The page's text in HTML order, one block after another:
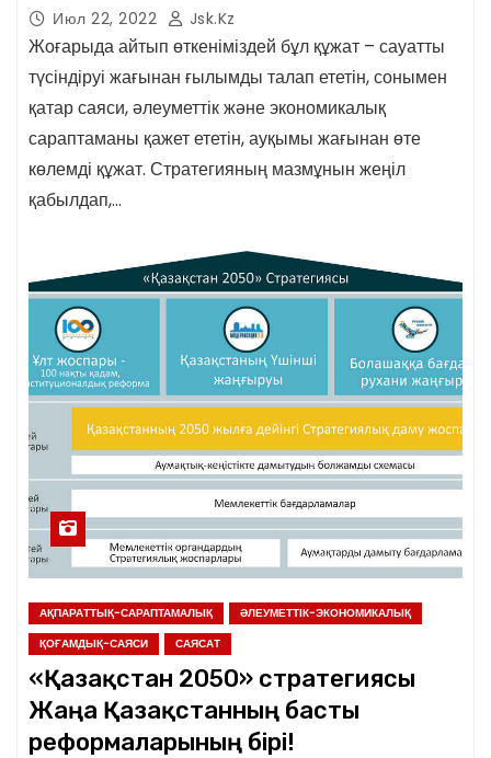
Июл 22, 2022 Jsk.kz
Жоғарыда айтып өткеніміздей бұл құжат – сауатты
түсіндіруі жағынан ғылымды талап ететін, сонымен
қатар саяси, әлеуметтік және экономикалық
сараптаманы қажет ететін, ауқымы жағынан өте
көлемді құжат. Стратегияның мазмұнын жеңіл
қабылдап,…
АҚПАРАТТЫҚ-САРАПТАМАЛЫҚ
ӘЛЕУМЕТТІК-ЭКОНОМИКАЛЫҚ
ҚОҒАМДЫҚ-САЯСИ
САЯСАТ
«Қазақстан 2050» стратегиясы
Жаңа Қазақстанның басты
реформаларының бірі!